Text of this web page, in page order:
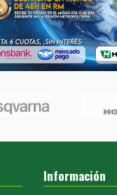
Información